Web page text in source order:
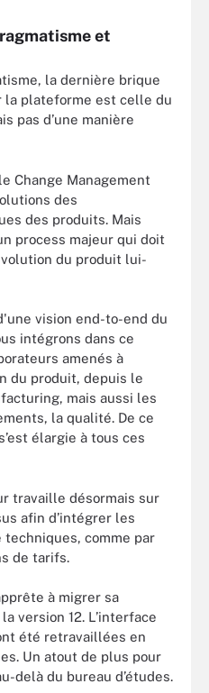
et
la dernière brique
plateforme est celle du
pas d’une manière
Change Management
des
des produits. Mais
process majeur qui doit
du produit lui-
vision end-to-end du
intégrons dans ce
amenés à
du produit, depuis le
mais aussi les
la qualité. De ce
élargie à tous ces
travaille désormais sur
afin d’intégrer les
comme par
de tarifs.
à migrer sa
version 12. L’interface
été retravaillées en
Un atout de plus pour
delà du bureau d’études.